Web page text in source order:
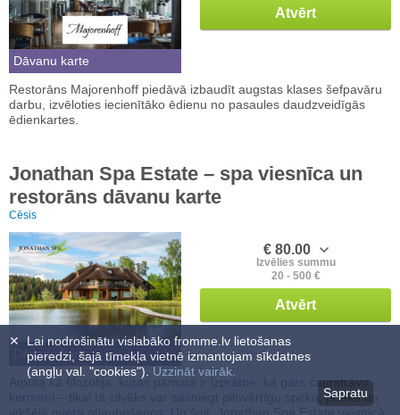
Dāvanu karte
Atvērt
Restorāns Majorenhoff piedāvā izbaudīt augstas klases šefpavāru
darbu, izvēloties iecienītāko ēdienu no pasaules daudzveidīgās
ēdienkartes.
Jonathan Spa Estate – spa viesnīca un
restorāns dāvanu karte
Cēsis
Dāvanu karte
€ 80.00
Izvēlies summu
20 - 500 €
Atvērt
Atpūta kā filozofija, kuras pamatā ir izpratne, ka gars caurstrāvo
ķermeni – tikai tā cilvēks var sasniegt pilnvērtīgu spēka, prieka un
Lai nodrošinātu vislabāko fromme.lv lietošanas
pieredzi, šajā tīmekļa vietnē izmantojam sīkdatnes
(angļu val. "cookies"). Uzzināt vairāk.
Sapratu
✕